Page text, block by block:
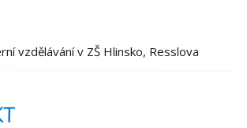
vzdělávání v ZŠ Hlinsko, Resslova